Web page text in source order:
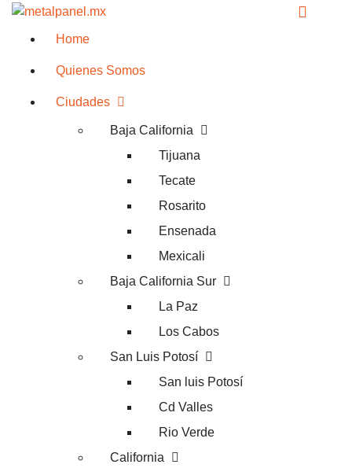
Home
Quienes Somos
Ciudades
Baja California
Tijuana
Tecate
Rosarito
Ensenada
Mexicali
Baja California Sur
La Paz
Los Cabos
San Luis Potosí
San luis Potosí
Cd Valles
Rio Verde
California